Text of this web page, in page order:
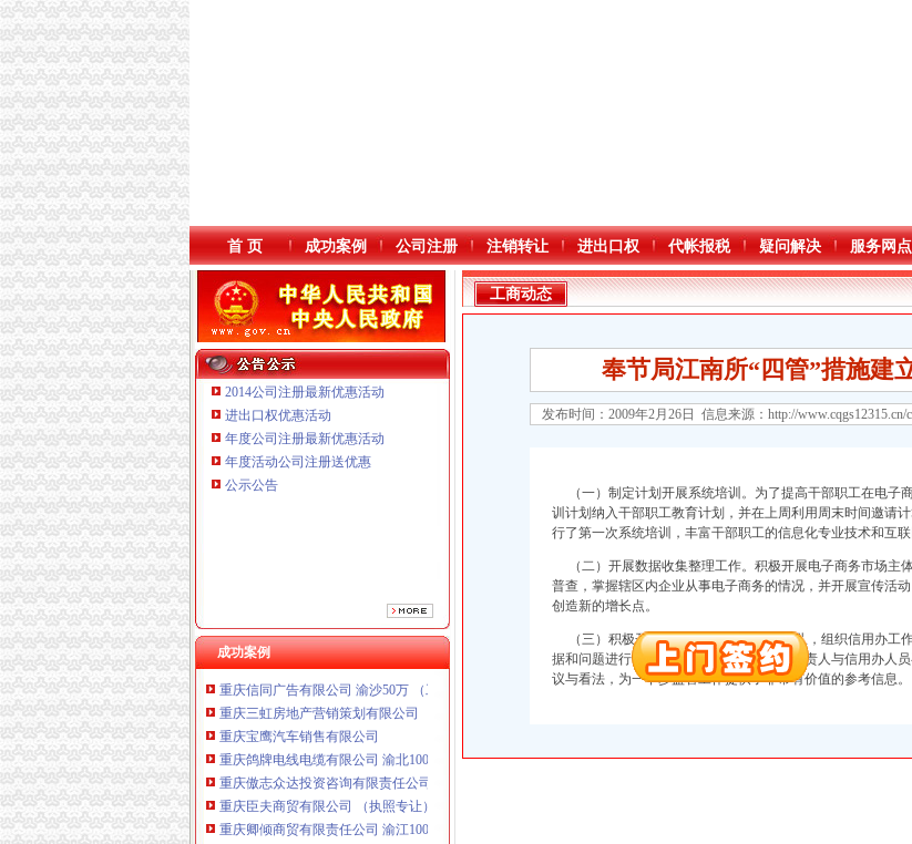
本站导航
首 页 成功案例 公司注册 注销转让 进出口权 代帐报税 疑问解决 服务网点
2014公司注册最新优惠活动
进出口权优惠活动
年度公司注册最新优惠活动
年度活动公司注册送优惠
公示公告
成功案例
重庆鸽牌电线电缆有限公司 渝北10010万 (进出口权)
重庆傲志众达投资咨询有限责任公司 渝九1000万 （增资）
重庆海谛升进出口贸易有限公司 渝北100万 （进出口权）
重庆奕欣锦诚商贸有限公司 渝九50万 （工商注册）
重庆信同广告有限公司 渝沙50万 （工商注册）
重庆三虹房地产营销策划有限公司
重庆宝鹰汽车销售有限公司
重庆鸽牌电线电缆有限公司 渝北10010万 (进出口权)
重庆傲志众达投资咨询有限责任公司 渝九1000万 （增资）
重庆臣夫商贸有限公司 （执照专让）
重庆卿倾商贸有限责任公司 渝江100万 （工商注册）
重庆国洪体育设施有限公司
工商动态
奉节局江南所“四管”措施建
发布时间：2009年2月26日 信息来源： http://www.cqgs12315.cn/
（一）制定计划开展系统培训。为了提高干部职工在电子
训计划纳入干部职工教育计划，并在上周利用周末时间邀请
行了第一次系统培训，丰富干部职工的信息化专业技术和互
（二）开展数据收集整理工作。积极开展电子商务市场主
普查，掌握辖区内企业从事电子商务的情况，并开展宣传活
创造新的增长点。
（三）积极开展调研工作。由局领导带队，组织信用办工
据和问题进行分析汇总，并组织相关企业负责人与信用办人
议与看法，为一下步监管工作提供了非常有价值的参考信息。